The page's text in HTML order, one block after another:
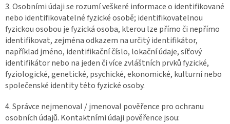
3. Osobními údaji se rozumí veškeré informace o identifikované
nebo identifikovatelné fyzické osobě; identifikovatelnou
fyzickou osobou je fyzická osoba, kterou lze přímo či nepřímo
identifikovat, zejména odkazem na určitý identifikátor,
například jméno, identifikační číslo, lokační údaje, síťový
identifikátor nebo na jeden či více zvláštních prvků fyzické,
fyziologické, genetické, psychické, ekonomické, kulturní nebo
společenské identity této fyzické osoby.
4. Správce nejmenoval / jmenoval pověřence pro ochranu
osobních údajů. Kontaktními údaji pověřence jsou: